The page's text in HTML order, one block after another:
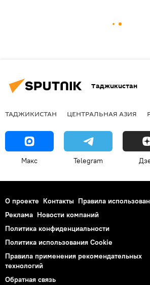
Таджикистан
ТАДЖИКИСТАН ЦЕНТРАЛЬНАЯ АЗИЯ
Макс Telegram
О проекте Контакты Правила
Реклама Новости компаний
Политика конфиденциальности
Политика использования Cookie
Правила применения рекомендательных
технологий
Обратная связь